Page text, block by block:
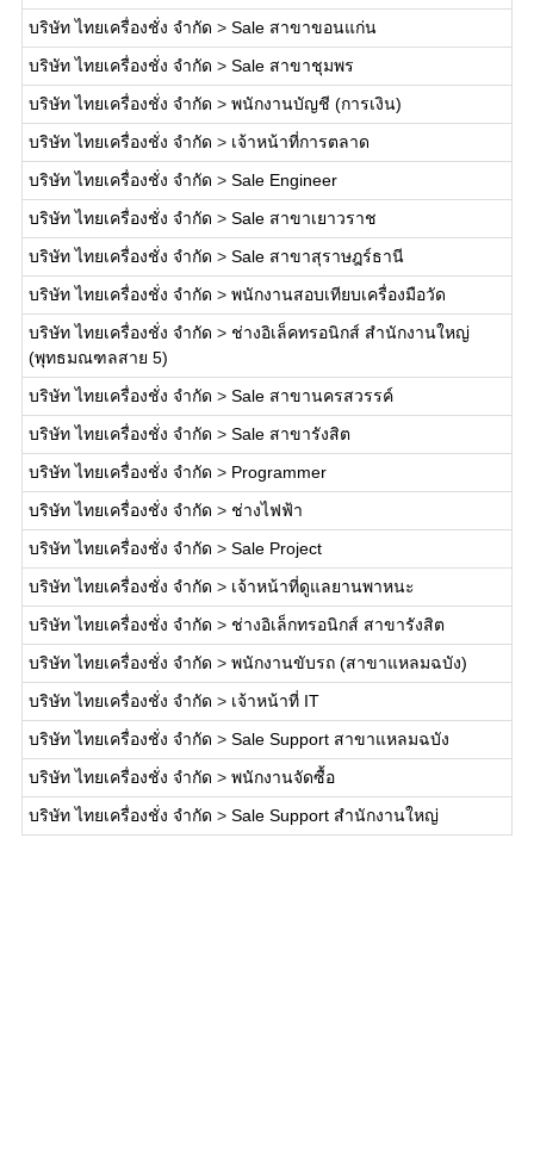
บริษัท ไทยเครื่องชั่ง จำกัด > Sale สาขาขอนแก่น
บริษัท ไทยเครื่องชั่ง จำกัด > Sale สาขาชุมพร
บริษัท ไทยเครื่องชั่ง จำกัด > พนักงานบัญชี (การเงิน)
บริษัท ไทยเครื่องชั่ง จำกัด > เจ้าหน้าที่การตลาด
บริษัท ไทยเครื่องชั่ง จำกัด > Sale Engineer
บริษัท ไทยเครื่องชั่ง จำกัด > Sale สาขาเยาวราช
บริษัท ไทยเครื่องชั่ง จำกัด > Sale สาขาสุราษฎร์ธานี
บริษัท ไทยเครื่องชั่ง จำกัด > พนักงานสอบเทียบเครื่องมือวัด
บริษัท ไทยเครื่องชั่ง จำกัด > ช่างอิเล็คทรอนิกส์ สำนักงานใหญ่
(พุทธมณฑลสาย 5)
บริษัท ไทยเครื่องชั่ง จำกัด > Sale สาขานครสวรรค์
บริษัท ไทยเครื่องชั่ง จำกัด > Sale สาขารังสิต
บริษัท ไทยเครื่องชั่ง จำกัด > Programmer
บริษัท ไทยเครื่องชั่ง จำกัด > ช่างไฟฟ้า
บริษัท ไทยเครื่องชั่ง จำกัด > Sale Project
บริษัท ไทยเครื่องชั่ง จำกัด > เจ้าหน้าที่ดูแลยานพาหนะ
บริษัท ไทยเครื่องชั่ง จำกัด > ช่างอิเล็กทรอนิกส์ สาขารังสิต
บริษัท ไทยเครื่องชั่ง จำกัด > พนักงานขับรถ (สาขาแหลมฉบัง)
บริษัท ไทยเครื่องชั่ง จำกัด > เจ้าหน้าที่ IT
บริษัท ไทยเครื่องชั่ง จำกัด > Sale Support สาขาแหลมฉบัง
บริษัท ไทยเครื่องชั่ง จำกัด > พนักงานจัดซื้อ
บริษัท ไทยเครื่องชั่ง จำกัด > Sale Support สำนักงานใหญ่